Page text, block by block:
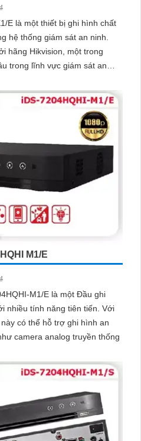
E là một thiết bị ghi hình chất
hệ thống giám sát an ninh.
hãng Hikvision, một trong
trong lĩnh vực giám sát an
M1/E
M1/E là một Đầu ghi
tính năng tiên tiến. Với
có thể hỗ trợ ghi hình an
camera analog truyền thống